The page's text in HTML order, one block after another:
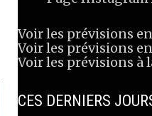
Voir les prévisions
Voir les prévisions
Voir les prévisions à
CES DERNIERS